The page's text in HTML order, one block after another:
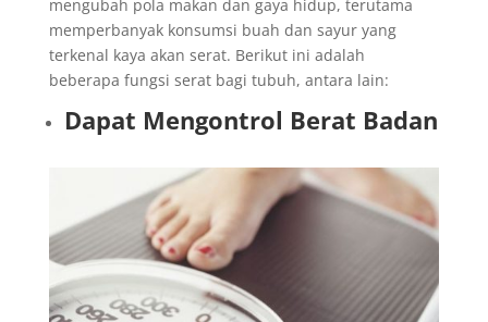
mengubah pola makan dan gaya hidup, terutama
memperbanyak konsumsi buah dan sayur yang
terkenal kaya akan serat. Berikut ini adalah
beberapa fungsi serat bagi tubuh, antara lain:
Dapat Mengontrol Berat Badan